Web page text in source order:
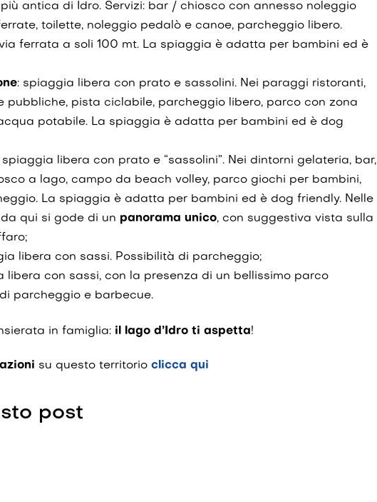
antica di Idro. Servizi: bar / chiosco con annesso noleggio
toilette, noleggio pedalò e canoe, parcheggio libero.
ferrata a soli 100 mt. La spiaggia è adatta per bambini ed è
: spiaggia libera con prato e sassolini. Nei paraggi ristoranti,
pubbliche, pista ciclabile, parcheggio libero, parco con zona
potabile. La spiaggia è adatta per bambini ed è dog
spiaggia libera con prato e “sassolini”. Nei dintorni gelateria, bar,
a lago, campo da beach volley, parco giochi per bambini,
La spiaggia è adatta per bambini ed è dog friendly. Nelle
qui si gode di un panorama unico, con suggestiva vista sulla
libera con sassi. Possibilità di parcheggio;
libera con sassi, con la presenza di un bellissimo parco
parcheggio e barbecue.
in famiglia: il lago d’Idro ti aspetta!
su questo territorio clicca qui
post